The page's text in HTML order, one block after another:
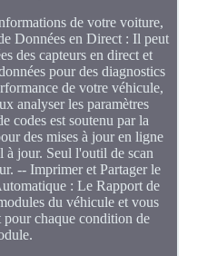
de votre voiture,
Données en Direct : Il peut
des capteurs en direct et
pour des diagnostics
de votre véhicule,
analyser les paramètres
codes est soutenu par la
des mises à jour en ligne
à jour. Seul l'outil de scan
-- Imprimer et Partager le
: Le Rapport de
du véhicule et vous
pour chaque condition de